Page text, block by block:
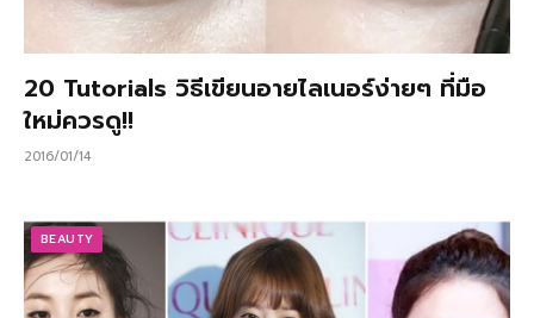
20 Tutorials วิธีเขียนอายไลเนอร์ง่ายๆ ที่มือ
ใหม่ควรดู!!
2016/01/14
BEAUTY